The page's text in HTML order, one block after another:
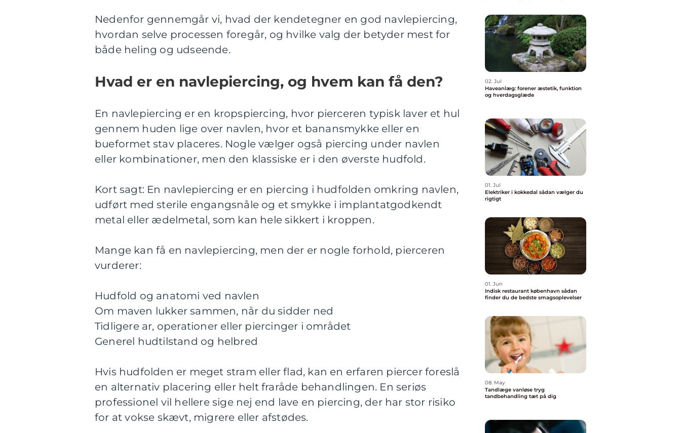
Nedenfor gennemgår vi, hvad der kendetegner en god navlepiercing,
hvordan selve processen foregår, og hvilke valg der betyder mest for
både heling og udseende.
Hvad er en navlepiercing, og hvem kan få den?
En navlepiercing er en kropspiercing, hvor pierceren typisk laver et hul
gennem huden lige over navlen, hvor et banansmykke eller en
bueformet stav placeres. Nogle vælger også piercing under navlen
eller kombinationer, men den klassiske er i den øverste hudfold.
Kort sagt: En navlepiercing er en piercing i hudfolden omkring navlen,
udført med sterile engangsnåle og et smykke i implantatgodkendt
metal eller ædelmetal, som kan hele sikkert i kroppen.
Mange kan få en navlepiercing, men der er nogle forhold, pierceren
vurderer:
Hudfold og anatomi ved navlen
Om maven lukker sammen, når du sidder ned
Tidligere ar, operationer eller piercinger i området
Generel hudtilstand og helbred
Hvis hudfolden er meget stram eller flad, kan en erfaren piercer foreslå
en alternativ placering eller helt fraråde behandlingen. En seriøs
professionel vil hellere sige nej end lave en piercing, der har stor risiko
for at vokse skævt, migrere eller afstødes.
02. Jul
Haveanlæg: forener æstetik, funktion
og hverdagsglæde
01. Jul
Elektriker i kokkedal sådan vælger du
rigtigt
01. Jun
Indisk restaurant københavn sådan
finder du de bedste smagsoplevelser
08. May
Tandlæge vanløse tryg
tandbehandling tæt på dig